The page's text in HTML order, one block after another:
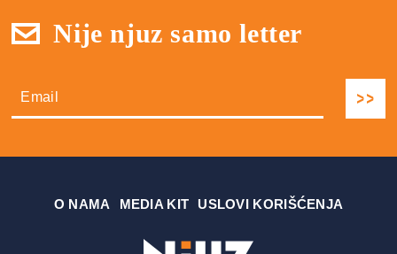
Nije njuz samo letter
О NAMA MEDIA KIT USLOVI KORIŠĆENJA